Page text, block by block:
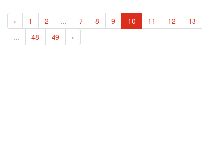
‹ 1 2 ... 7 8 9 10 11 12
13
...
48 49 ›